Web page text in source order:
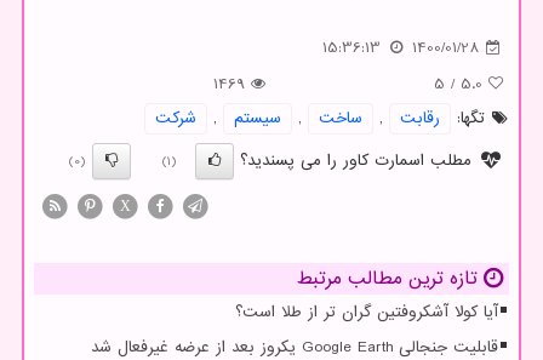
1400/01/28
15:36:13
5.0
/
5
1469
تگها:
رقابت , ساخت , سیستم ,
شركت
مطلب اسمارت کاور را می پسندید؟
(1)
(0)
X
تازه ترین مطالب مرتبط
آیا کولا آشکروفتین گران تر از طلا است؟
قابلیت جنجالی Google Earth یکروز بعد از عرضه غیرفعال شد